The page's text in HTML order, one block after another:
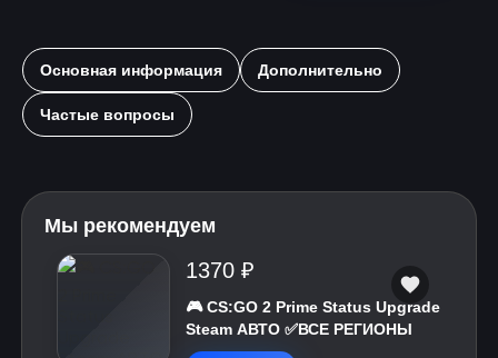
Основная информация Дополнительно
Частые вопросы
Мы рекомендуем
1370 ₽
🎮 CS:GO 2 Prime Status Upgrade
Steam АВТО ✅ВСЕ РЕГИОНЫ